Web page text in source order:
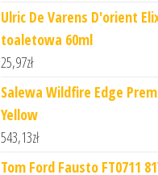
Ulric De Varens D'orient
toaletowa 60ml
25,97zł
Salewa Wildfire Edge
Yellow
543,13zł
Tom Ford Fausto FT0711